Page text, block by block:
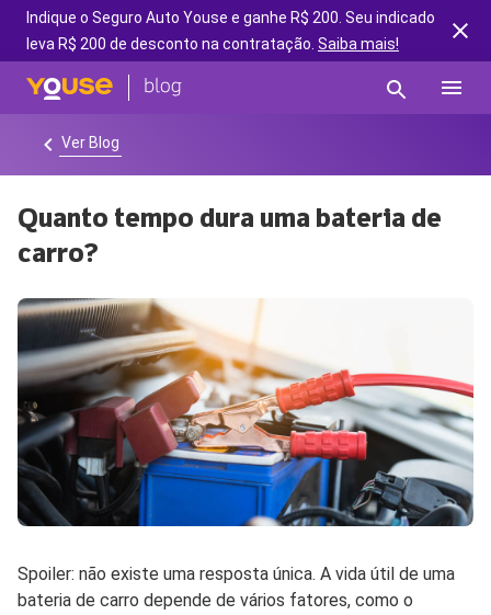
Indique o Seguro Auto Youse e ganhe R$ 200. Seu indicado
leva R$ 200 de desconto na contratação. Saiba mais!
Ver Blog
Quanto tempo dura uma bateria de
carro?
Spoiler: não existe uma resposta única. A vida útil de uma
bateria de carro depende de vários fatores, como o